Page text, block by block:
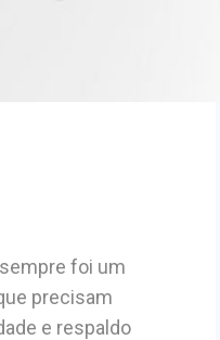
foi um
precisam
e respaldo